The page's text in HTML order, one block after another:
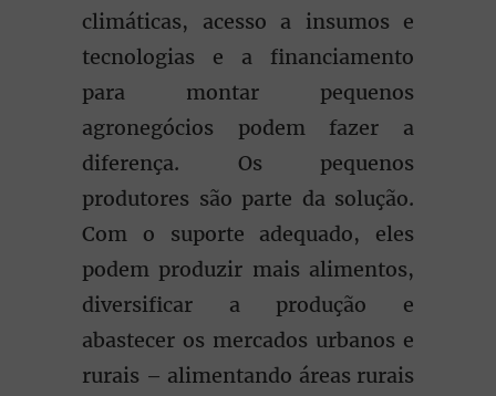
climáticas, acesso a insumos e
tecnologias e a financiamento
para montar pequenos
agronegócios podem fazer a
diferença. Os pequenos
produtores são parte da solução.
Com o suporte adequado, eles
podem produzir mais alimentos,
diversificar a produção e
abastecer os mercados urbanos e
rurais ­– alimentando áreas rurais